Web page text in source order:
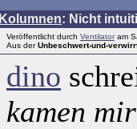
Kolumnen: Nicht
Veröffentlicht durch Ventilatoram
Aus derUnbeschwert-und-
dino
kamen